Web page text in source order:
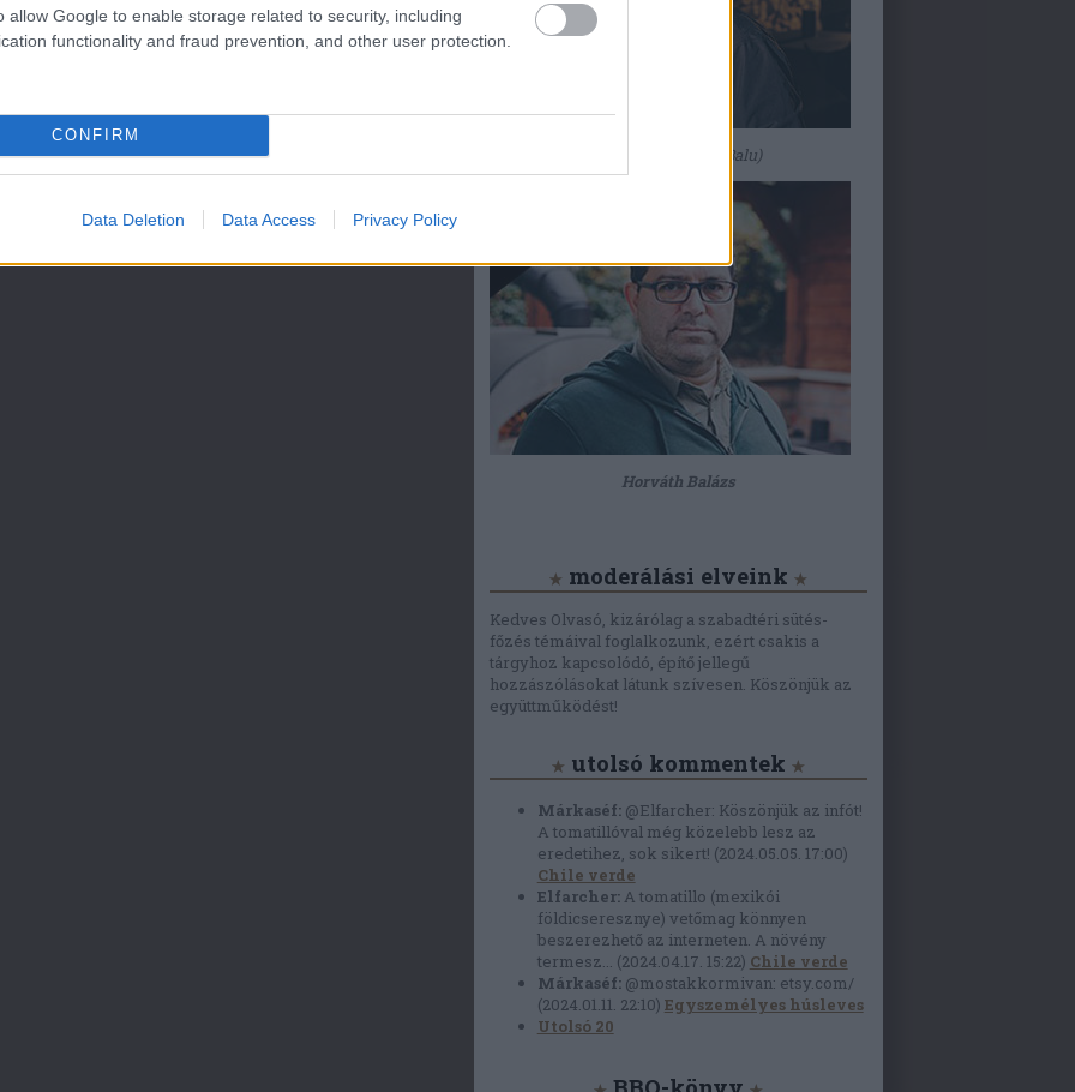
allow Google to enable storage related to security, including
functionality and fraud prevention, and other user protection.
CONFIRM
Data Deletion Data Access Privacy Policy
(Balu)
Horváth Balázs
moderálási elveink
Kedves Olvasó, kizárólag a szabadtéri sütés-
főzés témáival foglalkozunk, ezért csakis a
tárgyhoz kapcsolódó, építő jellegű
hozzászólásokat látunk szívesen. Köszönjük az
együttműködést!
utolsó kommentek
Márkaséf:@Elfarcher: Köszönjük az infót!
A tomatillóval még közelebb lesz az
eredetihez, sok sikert! (2024.05.05. 17:00)
Chile verde
Elfarcher:A tomatillo (mexikói
földicseresznye) vetőmag könnyen
beszerezhető az interneten. A növény
termesz... (2024.04.17. 15:22) Chile verde
Márkaséf:@mostakkormivan: etsy.com/
(2024.01.11. 22:10) Egyszemélyes húsleves
Utolsó 20